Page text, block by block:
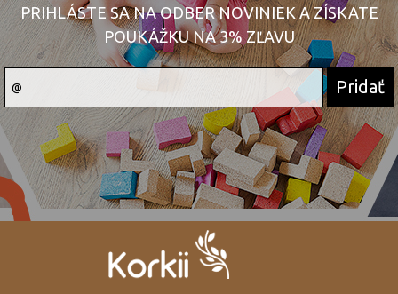
PRIHLÁSTE SA NA ODBER NOVINIEK A ZÍSKATE
POUKÁŽKU NA 3% ZĽAVU